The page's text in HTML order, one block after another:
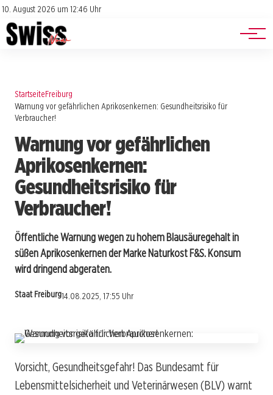
10. August 2026 um 12:46 Uhr
Impressum
Datenschutz
Jobs
Events
StartseiteFreiburg
Warnung vor gefährlichen Aprikosenkernen: Gesundheitsrisiko für
Verbraucher!
Warnung vor gefährlichen
Aprikosenkernen:
Gesundheitsrisiko für
Verbraucher!
Öffentliche Warnung wegen zu hohem Blausäuregehalt in
süßen Aprikosenkernen der Marke Naturkost F&S. Konsum
wird dringend abgeraten.
Staat Freiburg14.08.2025, 17:55 Uhr
Vorsicht, Gesundheitsgefahr! Das Bundesamt für
Lebensmittelsicherheit und Veterinärwesen (BLV) warnt